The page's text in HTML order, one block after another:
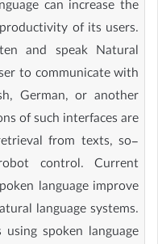
can increase the
of its users.
and speak Natural
to communicate with
German, or another
of such interfaces are
from texts, so-
control. Current
language improve
language systems.
spoken language